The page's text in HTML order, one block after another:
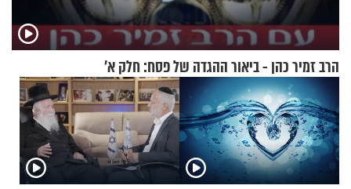
הרב זמיר כהן - ביאור ההגדה של פסח: חלק א’